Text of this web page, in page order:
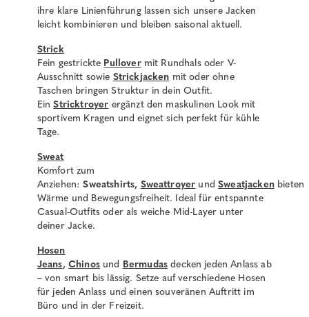
ihre klare Linienführung lassen sich unsere Jacken
leicht kombinieren und bleiben saisonal aktuell.
Strick
Fein gestrickte Pullover mit Rundhals oder V-
Ausschnitt sowie Strickjacken mit oder ohne
Taschen bringen Struktur in dein Outfit.
EinStricktroyer ergänzt den maskulinen Look mit
sportivem Kragen und eignet sich perfekt für kühle
Tage.
Sweat
Komfort zum
Anziehen:Sweatshirts, Sweattroyer undSweatjacken bieten
Wärme und Bewegungsfreiheit. Ideal für entspannte
Casual-Outfits oder als weiche Mid-Layer unter
deiner Jacke.
Hosen
Jeans, Chinosund Bermudas decken jeden Anlass ab
– von smart bis lässig. Setze auf verschiedene Hosen
für jeden Anlass und einen souveränen Auftritt im
Büro und in der Freizeit.